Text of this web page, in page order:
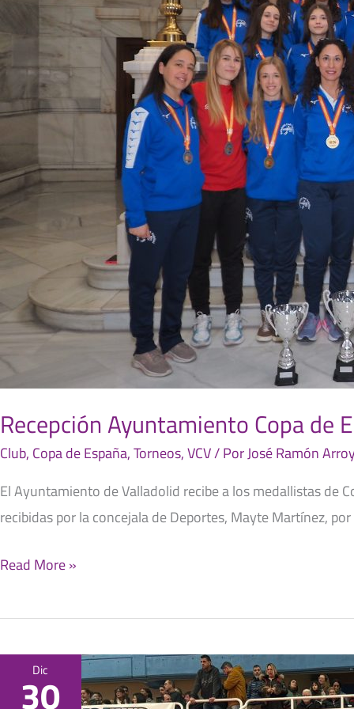
Recepción Ayuntamiento Copa de
Club, Copa de España,Torneos,VCV/ PorJosé Ramón
El Ayuntamiento de Valladolid recibe a los medallistas de
recibidas por la concejala de Deportes, Mayte Martínez,
Read More »
Dic
30
Copa